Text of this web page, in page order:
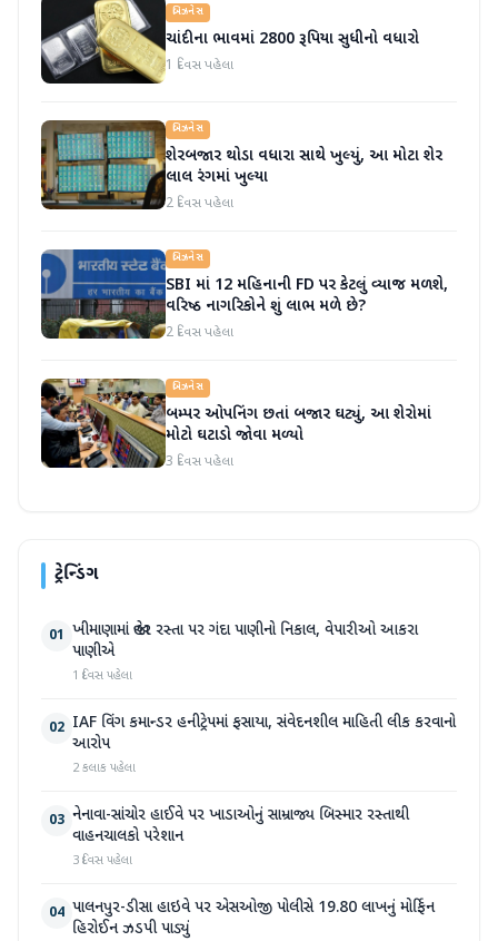
બિઝનેસ
ચાંદીના ભાવમાં 2800 રૂપિયા સુધીનો વધારો
1 દિવસ પહેલા
બિઝનેસ
શેરબજાર થોડા વધારા સાથે ખુલ્યું, આ મોટા શેર
લાલ રંગમાં ખુલ્યા
2 દિવસ પહેલા
બિઝનેસ
SBI માં 12 મહિનાની FD પર કેટલું વ્યાજ મળશે,
વરિષ્ઠ નાગરિકોને શું લાભ મળે છે?
2 દિવસ પહેલા
બિઝનેસ
બમ્પર ઓપનિંગ છતાં બજાર ઘટ્યું, આ શેરોમાં
મોટો ઘટાડો જોવા મળ્યો
3 દિવસ પહેલા
ટ્રેન્ડિંગ
01 ખીમાણામાં જાહેર રસ્તા પર ગંદા પાણીનો નિકાલ, વેપારીઓ આકરા
પાણીએ
1 દિવસ પહેલા
02 IAF વિંગ કમાન્ડર હનીટ્રેપમાં ફસાયા, સંવેદનશીલ માહિતી લીક કરવાનો
આરોપ
2 કલાક પહેલા
03 નેનાવા-સાંચોર હાઈવે પર ખાડાઓનું સામ્રાજ્ય બિસ્માર રસ્તાથી
વાહનચાલકો પરેશાન
3 દિવસ પહેલા
04 પાલનપુર-ડીસા હાઇવે પર એસઓજી પોલીસે 19.80 લાખનું મોર્ફિન
હિરોઈન ઝડપી પાડ્યું